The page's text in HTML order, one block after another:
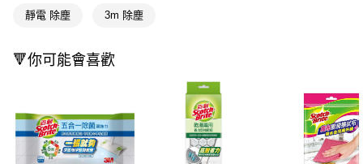
結帳頁面，進行簡訊認證並確認金額後，即可完成結帳。
２．訂單成立數日內，您將收到繳費通知簡訊。
ATM／網路銀行／等多元方式進行付款，方視為交易完成。
※ 請注意：結帳手續完成當下不需立刻繳費，但若您需要取消訂單，請聯絡
購買商品的店家。未經商家同意取消之訂單仍視為有效，需透過AFTEE先享
※ 交易是否成功請以「AFTEE先享後付 」之結帳頁面顯示為準，若有關於
是否繳費成功／繳費後需取消欲退款等相關疑問，請聯繫「AFTEE先享後付
客戶支援中心」https://netprotections.freshdesk.com/support/home
付款後全家取貨
萊爾富取貨付款
每筆NT$65，滿NT$490(含以上)免運費
付款後萊爾富取貨
每筆NT$65，滿NT$490(含以上)免運費
靜電 除塵 3m 除塵
🔻你可能會喜歡